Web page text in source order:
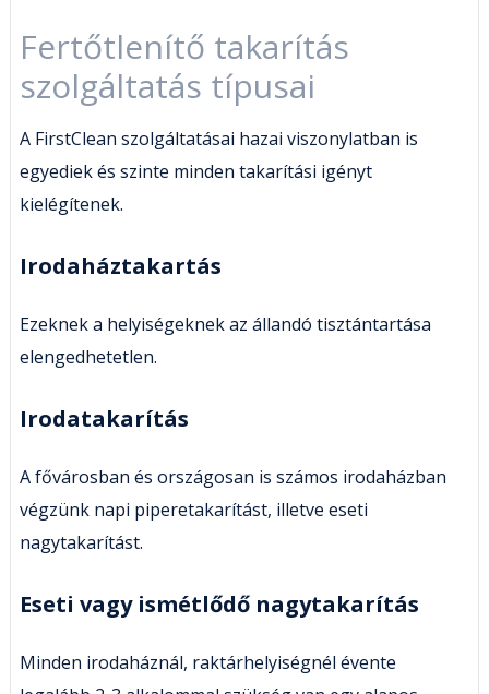
Fertőtlenítő takarítás
szolgáltatás típusai
A FirstClean szolgáltatásai hazai viszonylatban is
egyediek és szinte minden takarítási igényt
kielégítenek.
Irodaháztakartás
Ezeknek a helyiségeknek az állandó tisztántartása
elengedhetetlen.
Irodatakarítás
A fővárosban és országosan is számos irodaházban
végzünk napi piperetakarítást, illetve eseti
nagytakarítást.
Eseti vagy ismétlődő nagytakarítás
Minden irodaháznál, raktárhelyiségnél évente